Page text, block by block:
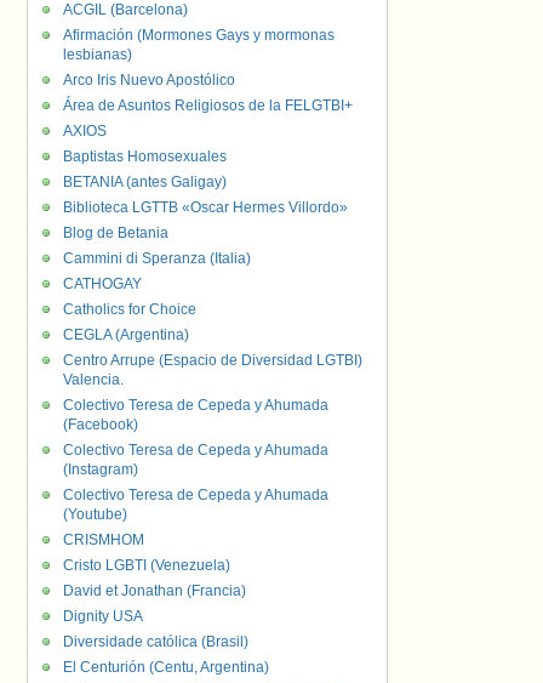
ACGIL (Barcelona)
Afirmación (Mormones Gays y mormonas
lesbianas)
Arco Iris Nuevo Apostólico
Área de Asuntos Religiosos de la FELGTBI+
AXIOS
Baptistas Homosexuales
BETANIA (antes Galigay)
Biblioteca LGTTB «Oscar Hermes Villordo»
Blog de Betania
Cammini di Speranza (Italia)
CATHOGAY
Catholics for Choice
CEGLA (Argentina)
Centro Arrupe (Espacio de Diversidad LGTBI)
Valencia.
Colectivo Teresa de Cepeda y Ahumada
(Facebook)
Colectivo Teresa de Cepeda y Ahumada
(Instagram)
Colectivo Teresa de Cepeda y Ahumada
(Youtube)
CRISMHOM
Cristo LGBTI (Venezuela)
David et Jonathan (Francia)
Dignity USA
Diversidade católica (Brasil)
El Centurión (Centu, Argentina)